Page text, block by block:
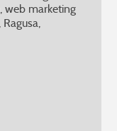
web marketing